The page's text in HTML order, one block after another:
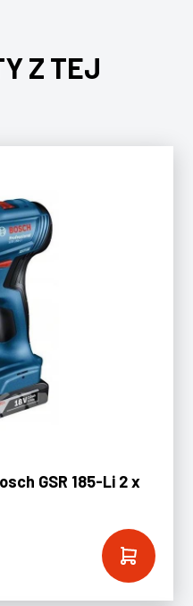
Z TEJ
GSR 185-Li 2 x